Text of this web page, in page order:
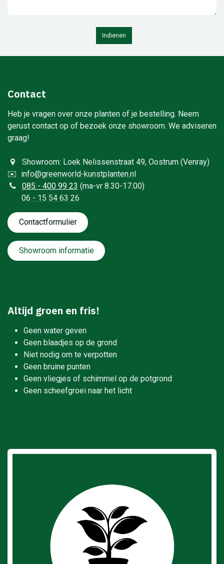
Indienen
Contact
Heb je vragen over onze planten of je bestelling. Neem
gerust contact op of bezoek onze showroom. We adviseren
graag!
Showroom: Loek Nelissenstraat 49, Oostrum (Venray)
✉️ info@greenworld-kunstplanten.nl
085 - 400 99 23 (ma-vr 8.30-17.00)
06 - 15 54 63 26
Contactformulie​​​​​​​​r
Showroom informatie
Altijd groen en fris!
Geen water geven
Geen blaadjes op de grond
Niet nodig om te verpotten
Geen bruine punten
Geen vliegjes of schimmel op de potgrond
Geen scheefgroei naar het licht